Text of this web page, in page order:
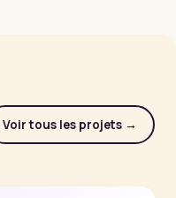
Voir tous les projets →